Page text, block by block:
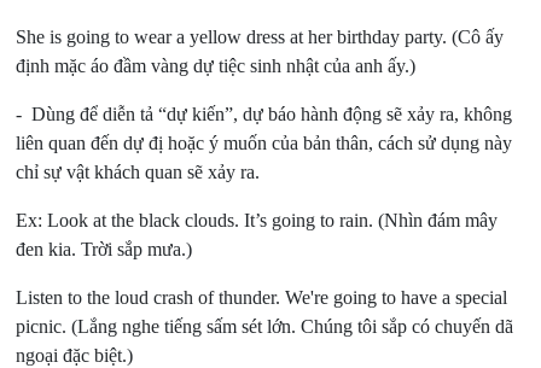
She is going to wear a yellow dress at her birthday party. (Cô ấy
định mặc áo đầm vàng dự tiệc sinh nhật của anh ấy.)
- Dùng để diễn tả “dự kiến”, dự báo hành động sẽ xảy ra, không
liên quan đến dự đị hoặc ý muốn của bản thân, cách sử dụng này
chỉ sự vật khách quan sẽ xảy ra.
Ex: Look at the black clouds. It’s going to rain. (Nhìn đám mây
đen kia. Trời sắp mưa.)
Listen to the loud crash of thunder. We're going to have a special
picnic. (Lắng nghe tiếng sấm sét lớn. Chúng tôi sắp có chuyến dã
ngoại đặc biệt.)